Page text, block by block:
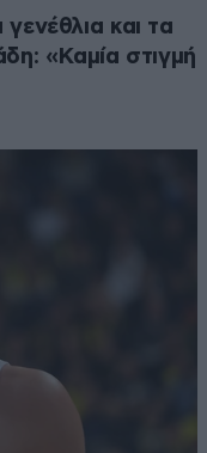
και τα
«Καμία στιγμή